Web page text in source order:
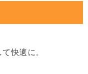
快適に。